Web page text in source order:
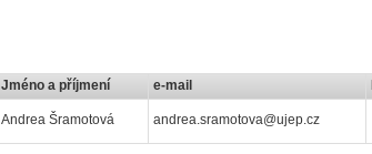
Jméno a příjmení e-mail
Andrea Šramotová andrea.sramotova@ujep.cz